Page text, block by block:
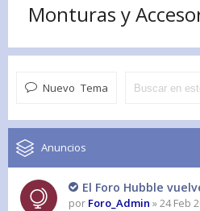
Monturas y
Nuevo Tema
Anuncios
El Foro Hubble
por Foro_Admin » 24 Feb